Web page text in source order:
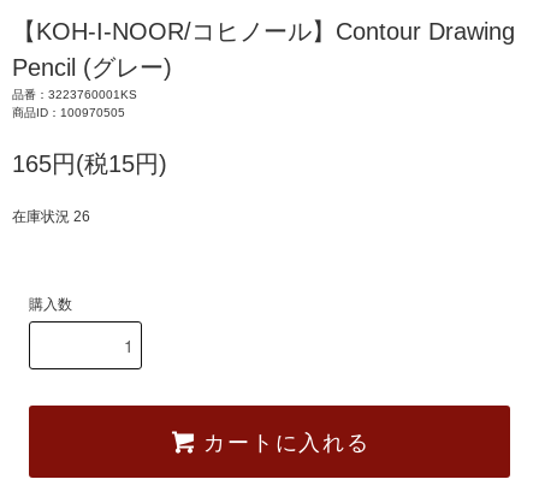
【KOH-I-NOOR/コヒノール】Contour Drawing
Pencil (グレー)
品番：3223760001KS
商品ID：100970505
165円(税15円)
在庫状況 26
購入数
カートに入れる